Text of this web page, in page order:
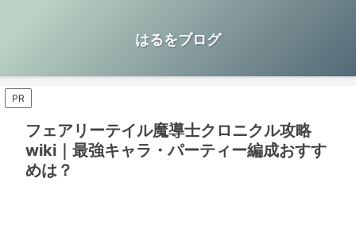
はるをブログ
PR
フェアリーテイル魔導士クロニクル攻略
wiki｜最強キャラ・パーティー編成おすす
めは？